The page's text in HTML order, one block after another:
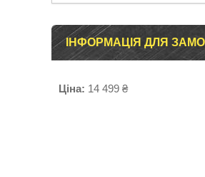
ІНФОРМАЦІЯ ДЛЯ
Ціна: 14 499 ₴